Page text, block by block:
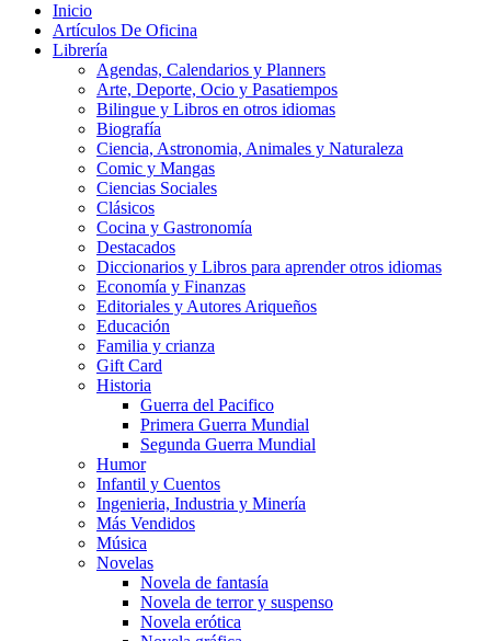
Inicio
Artículos De Oficina
Librería
Agendas, Calendarios y Planners
Arte, Deporte, Ocio y Pasatiempos
Bilingue y Libros en otros idiomas
Biografía
Ciencia, Astronomia, Animales y Naturaleza
Comic y Mangas
Ciencias Sociales
Clásicos
Cocina y Gastronomía
Destacados
Diccionarios y Libros para aprender otros idiomas
Economía y Finanzas
Editoriales y Autores Ariqueños
Educación
Familia y crianza
Gift Card
Historia
Guerra del Pacifico
Primera Guerra Mundial
Segunda Guerra Mundial
Humor
Infantil y Cuentos
Ingenieria, Industria y Minería
Más Vendidos
Música
Novelas
Novela de fantasía
Novela de terror y suspenso
Novela erótica